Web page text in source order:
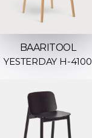
BAARITOOL
YESTERDAY H-4100